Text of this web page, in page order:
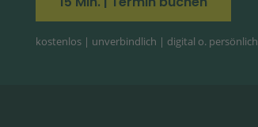
kostenlos | unverbindlich | digital o. persönlich